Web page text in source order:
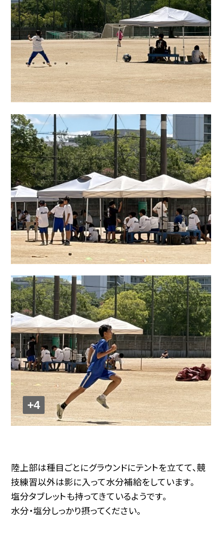
+4
陸上部は種目ごとにグラウンドにテントを立てて、競
技練習以外は影に入って水分補給をしています。
塩分タブレットも持ってきているようです。
水分・塩分しっかり摂ってください。